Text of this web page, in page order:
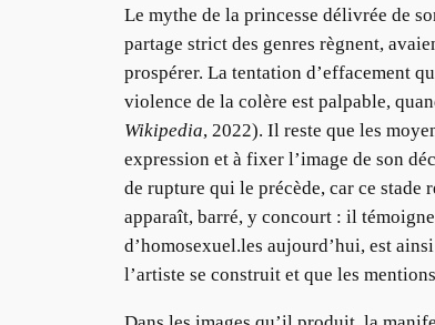
Le mythe de la princesse délivrée de
partage strict des genres règnent,
prospérer. La tentation d’effacement
violence de la colère est palpable,
Wikipedia, 2022). Il reste que les
expression et à fixer l’image de son
de rupture qui le précède, car ce stade
apparaît, barré, y concourt : il
d’homosexuel.les aujourd’hui, est
l’artiste se construit et que les